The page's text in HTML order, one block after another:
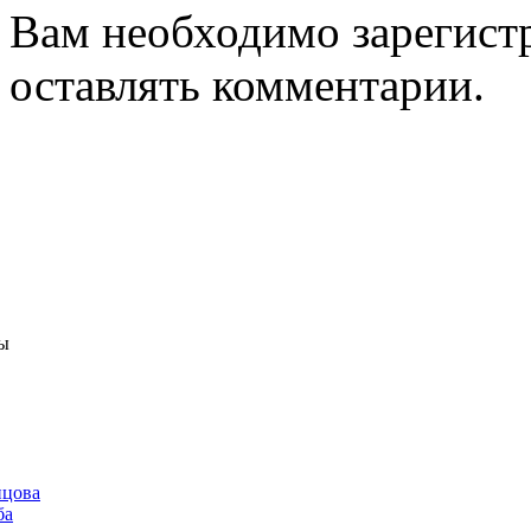
Вам необходимо
оставлять комментарии.